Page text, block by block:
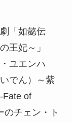
「如懿伝
王妃～」
ユエンハ
でん）～紫
Fate of
のチェン・ト